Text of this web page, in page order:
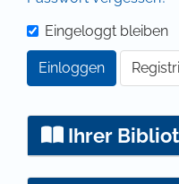
Eingeloggt bleiben
Einloggen
Ihrer